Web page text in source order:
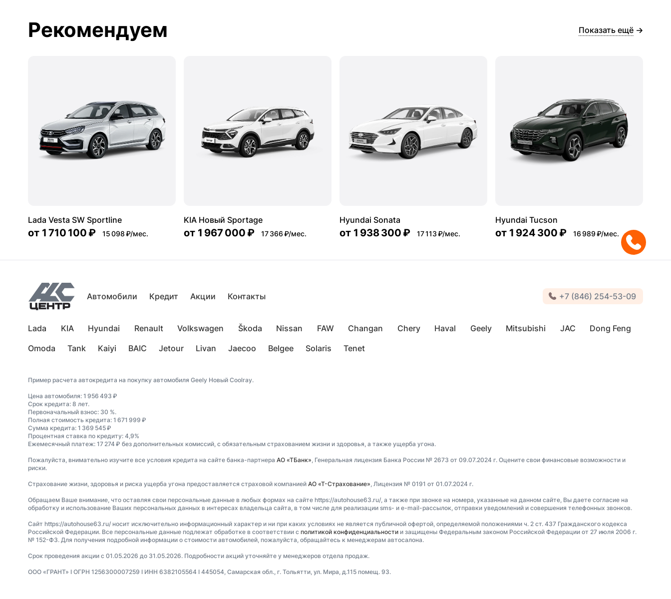
Рекомендуем Показать ещё
Lada Vesta SW Sportline
от 1 710 100 ₽ 15 098 ₽/мес.
KIA Новый Sportage
от 1 967 000 ₽ 17 366 ₽/мес.
Hyundai Sonata
от 1 938 300 ₽ 17 113 ₽/мес.
Hyundai Tucson
от 1 924 300 ₽ 16 989 ₽/мес.
Автомобили Кредит Акции Контакты +7 (846) 254-53-09
Lada KIA Hyundai Renault Volkswagen Škoda Nissan FAW Changan Chery Haval Geely Mitsubishi JAC
Dong Feng
Omoda
Tank Kaiyi BAIC Jetour Livan Jaecoo Belgee Solaris Tenet
Пример расчета автокредита на покупку автомобиля Geely Новый Coolray.
Цена автомобиля: 1 956 493 ₽
Срок кредита: 8 лет.
Первоначальный взнос: 30 %.
Полная стоимость кредита: 1 671 999 ₽
Сумма кредита: 1 369 545 ₽
Процентная ставка по кредиту: 4,9%
Ежемесячный платеж: 17 274 ₽ без дополнительных комиссий, с обязательным страхованием жизни и здоровья, а также ущерба угона.
Пожалуйста, внимательно изучите все условия кредита на сайте банка-партнера АО «ТБанк», Генеральная лицензия Банка России № 2673 от 09.07.2024 г. Оцените свои финансовые возможности и
риски.
Страхование жизни, здоровья и риска ущерба угона предоставляется страховой компанией АО «Т-Страхование», Лицензия № 0191 от 01.07.2024 г.
Обращаем Ваше внимание, что оставляя свои персональные данные в любых формах на сайте https://autohouse63.ru/, а также при звонке на номера, указанные на данном сайте, Вы даете согласие на
обработку и использование Ваших персональных данных в интересах владельца сайта, в том числе для реализации sms- и e-mail-рассылок, отправки уведомлений и совершения телефонных звонков.
Сайт https://autohouse63.ru/ носит исключительно информационный характер и ни при каких условиях не является публичной офертой, определяемой положениями ч. 2 ст. 437 Гражданского кодекса
Российской Федерации. Все персональные данные подлежат обработке в соответствии с политикой конфиденциальности и защищены Федеральным законом Российской Федерации от 27 июля 2006 г.
№ 152-ФЗ. Для получения подробной информации о стоимости автомобилей, пожалуйста, обращайтесь к менеджерам автосалона.
Срок проведения акции с 01.05.2026 до 31.05.2026. Подробности акций уточняйте у менеджеров отдела продаж.
ООО «ГРАНТ» I ОГРН 1256300007259 I ИНН 6382105564 I 445054, Самарская обл., г. Тольятти, ул. Мира, д.115 помещ. 93.